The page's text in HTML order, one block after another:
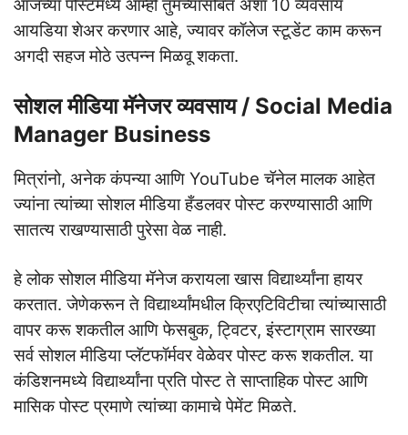
आजच्या पोस्टमध्ये आम्ही तुमच्यासोबत अशा 10 व्यवसाय
आयडिया शेअर करणार आहे, ज्यावर कॉलेज स्टूडेंट काम करून
अगदी सहज मोठे उत्पन्न मिळवू शकता.
सोशल मीडिया मॅनेजर व्यवसाय / Social Media
Manager Business
मित्रांनो, अनेक कंपन्या आणि YouTube चॅनेल मालक आहेत
ज्यांना त्यांच्या सोशल मीडिया हँडलवर पोस्ट करण्यासाठी आणि
सातत्य राखण्यासाठी पुरेसा वेळ नाही.
हे लोक सोशल मीडिया मॅनेज करायला खास विद्यार्थ्यांना हायर
करतात. जेणेकरून ते विद्यार्थ्यांमधील क्रिएटिविटीचा त्यांच्यासाठी
वापर करू शकतील आणि फेसबुक, ट्विटर, इंस्टाग्राम सारख्या
सर्व सोशल मीडिया प्लॅटफॉर्मवर वेळेवर पोस्ट करू शकतील. या
कंडिशनमध्ये विद्यार्थ्यांना प्रति पोस्ट ते साप्ताहिक पोस्ट आणि
मासिक पोस्ट प्रमाणे त्यांच्या कामाचे पेमेंट मिळते.